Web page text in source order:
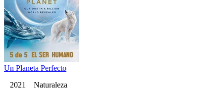
Un Planeta Perfecto
2021 Naturaleza